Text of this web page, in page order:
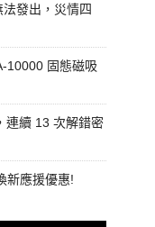
發出，災情四
10000 固態磁吸
連續 13 次解錯密
新應援優惠!